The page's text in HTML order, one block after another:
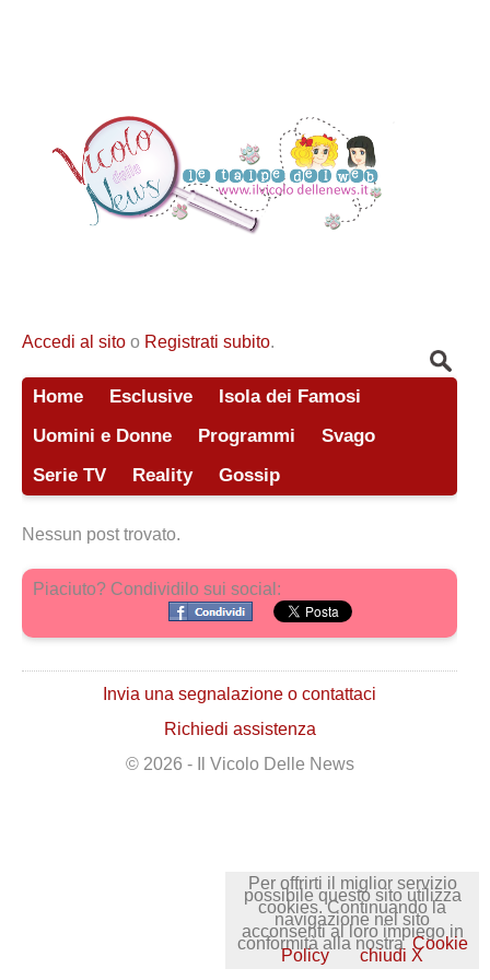
Accedi al sito o Registrati subito.
Home Esclusive
Isola dei Famosi
Uomini e Donne
Programmi
Svago
Serie TV
Reality Gossip
Nessun post trovato.
Piaciuto? Condividilo sui social:
Invia una segnalazione o contattaci
Richiedi assistenza
© 2026 - Il Vicolo Delle News
Per offrirti il miglior servizio
possibile questo sito utilizza
cookies. Continuando la
navigazione nel sito
acconsenti al loro impiego in
conformità alla nostra Cookie
Policy chiudi X